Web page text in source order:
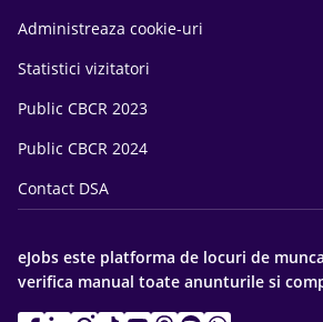
Administreaza cookie-uri
Statistici vizitatori
Public CBCR 2023
Public CBCR 2024
Contact DSA
eJobs este platforma de locuri de
verifica manual toate anunturile si